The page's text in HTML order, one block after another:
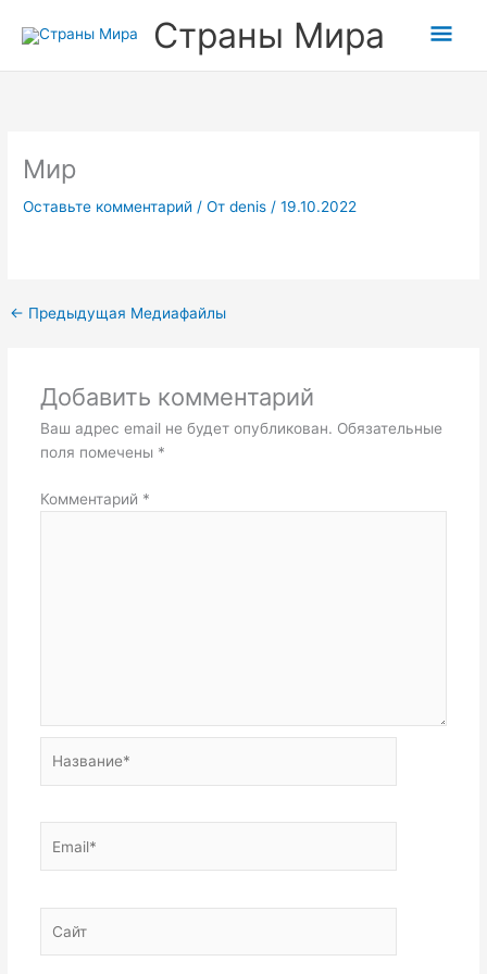
Страны Мира
Мир
Оставьте комментарий / Отdenis/19.10.2022
← Предыдущая Медиафайлы
Добавить комментарий
Ваш адрес email не будет опубликован. Обязательные
поля помечены *
Комментарий *
вверх